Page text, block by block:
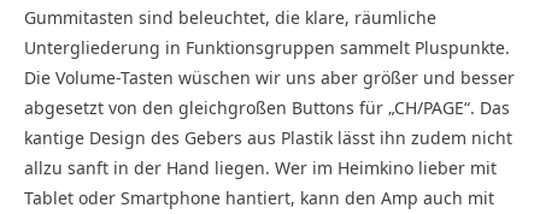
Gummitasten sind beleuchtet, die klare, räumliche
Untergliederung in Funktionsgruppen sammelt Pluspunkte.
Die Volume-Tasten wüschen wir uns aber größer und besser
abgesetzt von den gleichgroßen Buttons für „CH/PAGE“. Das
kantige Design des Gebers aus Plastik lässt ihn zudem nicht
allzu sanft in der Hand liegen. Wer im Heimkino lieber mit
Tablet oder Smartphone hantiert, kann den Amp auch mit